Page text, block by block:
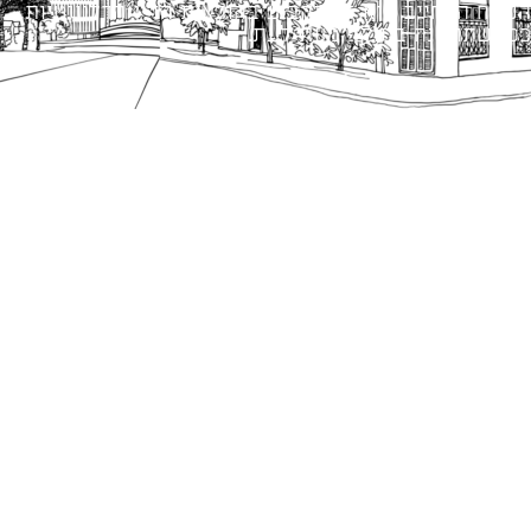
הנוסח המחייב הוא זה הקבוע בהוראות הדין הרלוונטיות
כפי שתהיינה בתוקף מעת לעת.